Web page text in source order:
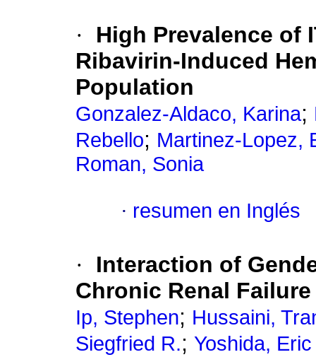
·
High Prevalence of
Ribavirin-Induced
Population
Gonzalez-Aldaco, Karina;
Rebello; Martinez-Lopez,
Roman, Sonia
· resumen en Inglés
·
Interaction of
Chronic Renal
Ip, Stephen; Hussaini,
Siegfried R.; Yoshida,